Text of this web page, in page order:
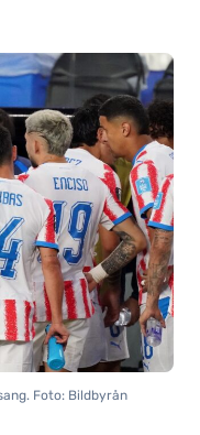
Foto: Bildbyrån